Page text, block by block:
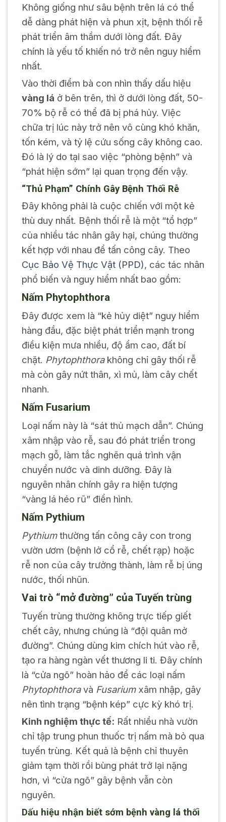
Không giống như sâu bệnh trên lá có thể
dễ dàng phát hiện và phun xịt, bệnh thối rễ
phát triển âm thầm dưới lòng đất. Đây
chính là yếu tố khiến nó trở nên nguy hiểm
nhất.
Vào thời điểm bà con nhìn thấy dấu hiệu
vàng lá ở bên trên, thì ở dưới lòng đất, 50-
70% bộ rễ có thể đã bị phá hủy. Việc
chữa trị lúc này trở nên vô cùng khó khăn,
tốn kém, và tỷ lệ cứu sống cây không cao.
Đó là lý do tại sao việc “phòng bệnh” và
“phát hiện sớm” lại quan trọng đến vậy.
“Thủ Phạm” Chính Gây Bệnh Thối Rễ
Đây không phải là cuộc chiến với một kẻ
thù duy nhất. Bệnh thối rễ là một “tổ hợp”
của nhiều tác nhân gây hại, chúng thường
kết hợp với nhau để tấn công cây. Theo
Cục Bảo Vệ Thực Vật (PPD), các tác nhân
phổ biến và nguy hiểm nhất bao gồm:
Nấm Phytophthora
Đây được xem là “kẻ hủy diệt” nguy hiểm
hàng đầu, đặc biệt phát triển mạnh trong
điều kiện mưa nhiều, độ ẩm cao, đất bí
chặt. Phytophthorakhông chỉ gây thối rễ
mà còn gây nứt thân, xì mủ, làm cây chết
nhanh.
Nấm Fusarium
Loại nấm này là “sát thủ mạch dẫn”. Chúng
xâm nhập vào rễ, sau đó phát triển trong
mạch gỗ, làm tắc nghẽn quá trình vận
chuyển nước và dinh dưỡng. Đây là
nguyên nhân chính gây ra hiện tượng
“vàng lá héo rũ” điển hình.
Nấm Pythium
Pythiumthường tấn công cây con trong
vườn ươm (bệnh lở cổ rễ, chết rạp) hoặc
rễ non của cây trưởng thành, làm rễ bị úng
nước, thối nhũn.
Vai trò “mở đường” của Tuyến trùng
Tuyến trùng thường không trực tiếp giết
chết cây, nhưng chúng là “đội quân mở
đường”. Chúng dùng kim chích hút vào rễ,
tạo ra hàng ngàn vết thương li ti. Đây chính
là “cửa ngõ” hoàn hảo để các loại nấm
Phytophthoravà Fusariumxâm nhập, gây
nên tình trạng “bệnh kép” cực kỳ khó trị.
Kinh nghiệm thực tế: Rất nhiều nhà vườn
chỉ tập trung phun thuốc trị nấm mà bỏ qua
tuyến trùng. Kết quả là bệnh chỉ thuyên
giảm tạm thời rồi bùng phát trở lại nặng
hơn, vì “cửa ngõ” gây bệnh vẫn còn
nguyên.
Dấu hiệu nhận biết sớm bệnh vàng lá thối